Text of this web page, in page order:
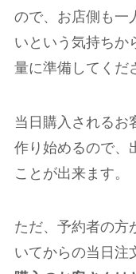
ので、お店側も一
いという気持ちか
量に準備してくだ
当日購入されるお
作り始めるので、
ことが出来ます。
ただ、予約者の方
いてからの当日注